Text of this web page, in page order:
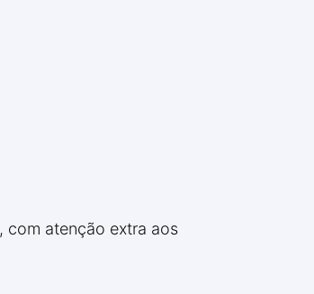
com atenção extra aos